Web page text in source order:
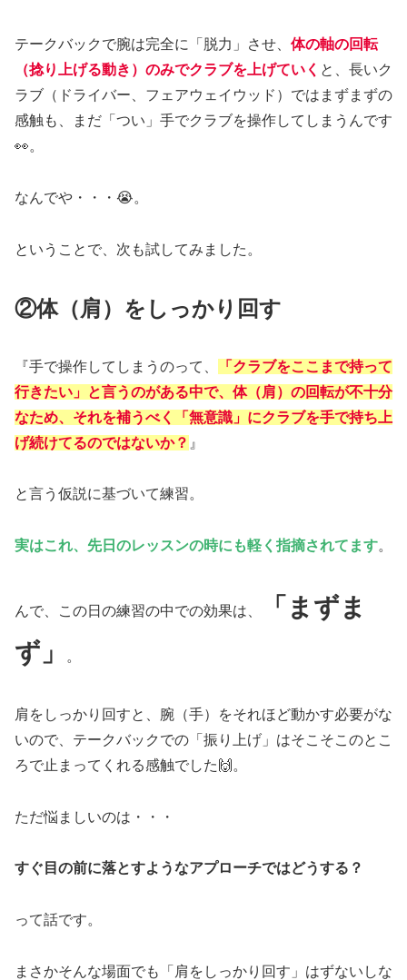
テークバックで腕は完全に「脱力」させ、 体の軸の回転
（捻り上げる動き）のみでクラブを上げていく と、長いク
ラブ（ドライバー、フェアウェイウッド）ではまずまずの
感触も、まだ「つい」手でクラブを操作してしまうんです
👀。
なんでや・・・😭。
ということで、次も試してみました。
②体（肩）をしっかり回す
『手で操作してしまうのって、
「クラブをここまで持って
行きたい」と言うのがある中で、体（肩）の回転が不十分
なため、それを補うべく「無意識」にクラブを手で持ち上
げ続けてるのではないか？ 』
と言う仮説に基づいて練習。
実はこれ、先日のレッスンの時にも軽く指摘されてます。
んで、この日の練習の中での効果は、
「まずま
ず」
。
肩をしっかり回すと、腕（手）をそれほど動かす必要がな
いので、テークバックでの「振り上げ」はそこそこのとこ
ろで止まってくれる感触でした🙌。
ただ悩ましいのは・・・
すぐ目の前に落とすようなアプローチではどうする？
って話です。
まさかそんな場面でも「肩をしっかり回す」はずないしな